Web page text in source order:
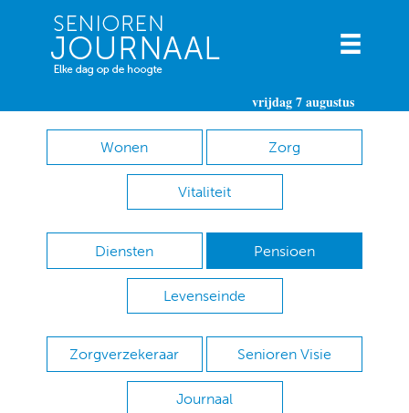
vrijdag 7 augustus
Wonen Zorg
Vitaliteit
Diensten Pensioen
Levenseinde
Zorgverzekeraar Senioren Visie
Journaal